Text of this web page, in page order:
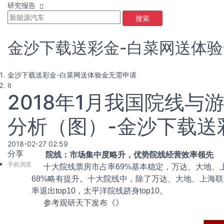
研究报告
搜索
金沙下载送彩金-白菜网送体
金沙下载送彩金-白菜网送体验金无需申请
it
2018年1月我国院线与
分析（图）-金沙下载送
2018-02-27 02:59
分享
手机浏览
院线：市场集中度略升，优势院线经营效率领先
十大院线票房市占率69%基本稳定，万达、大地
68%略有提升。十大院线中，除了万达、大地、上海
率退出top10，太平洋院线跻身top10。
参考观研天下发布《》